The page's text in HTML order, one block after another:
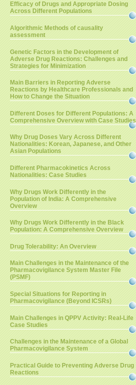
Efficacy of Drugs and Appropriate Dosing
Across Different Populations
Algorithmic Methods of causality
assessment
Genetic Factors in the Development of
Adverse Drug Reactions: Challenges and
Strategies for Minimization
Main Barriers in Reporting Adverse
Reactions by Healthcare Professionals and
How to Change the Situation
Different Doses for Different Populations: A
Comprehensive Overview with Case Studies
Why Drug Doses Vary Across Different
Nationalities: Korean, Japanese, and Other
Asian Populations
Different Pharmacokinetics Across
Nationalities: Case Studies
Why Drugs Work Differently in the
Population of India: A Comprehensive
Overview
Why Drugs Work Differently in the Black
Population: A Comprehensive Overview
Drug Tolerability: An Overview
Main Challenges in the Maintenance of the
Pharmacovigilance System Master File
(PSMF)
Special Situations for Reporting in
Pharmacovigilance (Beyond ICSRs)
Main Challenges in QPPV Activity: Real-Life
Case Studies
Challenges in the Maintenance of a Global
Pharmacovigilance System
Practical Guide to Preventing Adverse Drug
Reactions